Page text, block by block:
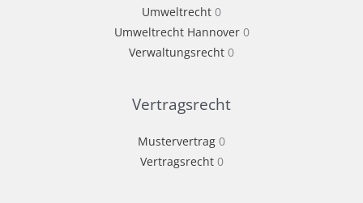
Umweltrecht 0
Umweltrecht Hannover0
Verwaltungsrecht 0
Vertragsrecht
Mustervertrag 0
Vertragsrecht0